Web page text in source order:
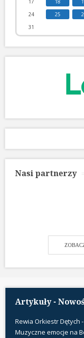
17 18
24
25
31
Nasi partnerzy
Artykuły -
Rewia Orkiestr Dętych
Muzyczne emocje na